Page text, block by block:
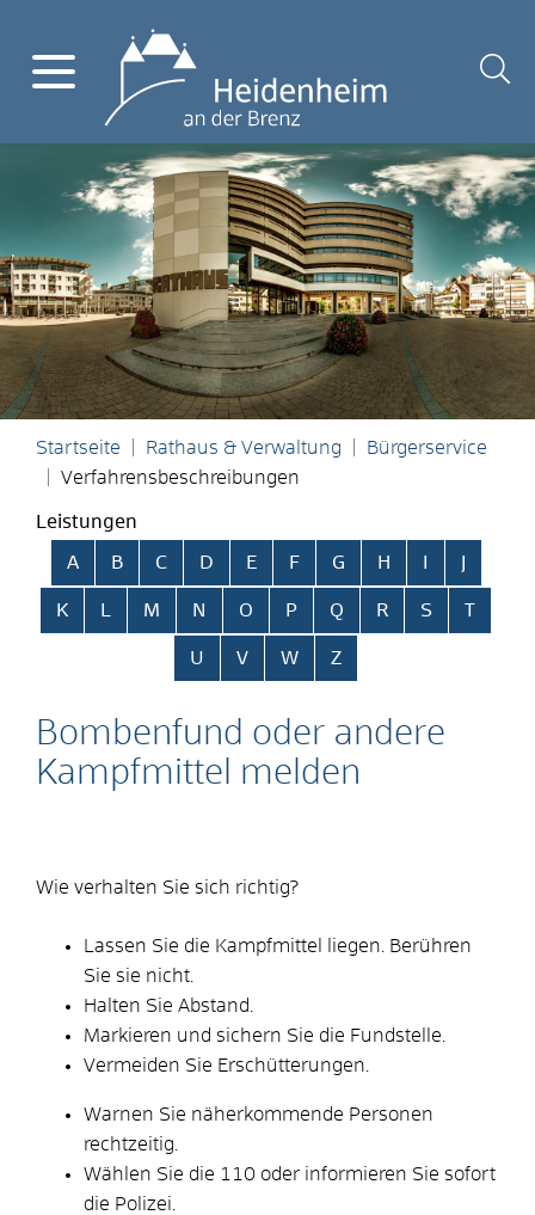
Startseite Rathaus & Verwaltung
Bürgerservice
Verfahrensbeschreibungen
Leistungen
Alphabetisches Register überspringen
A B C D E F G H
K L M N O P Q R S T
U V W Z
Bombenfund oder andere
Kampfmittel melden
Wie verhalten Sie sich richtig?
Lassen Sie die Kampfmittel liegen. Berühren
Sie sie nicht.
Halten Sie Abstand.
Markieren und sichern Sie die Fundstelle.
Vermeiden Sie Erschütterungen.
Warnen Sie näherkommende Personen
rechtzeitig.
Wählen Sie die 110 oder informieren Sie sofort
die Polizei.